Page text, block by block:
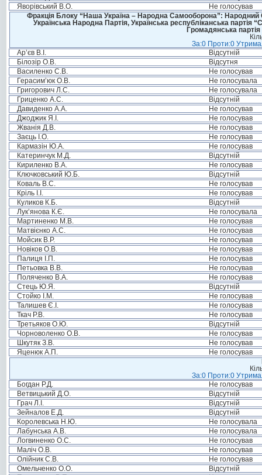
Яворівський В.О.
Не голосував
Фракція Блоку “Наша Україна – Народна Самооборона”: Народний
Українська Народна Партія, Українська республіканська
Громадянська
За:0 Проти:0
Ар’єв В.І.
Відсутній
Білозір О.В.
Відсутня
Василенко С.В.
Не голосував
Герасим’юк О.В.
Не голосувала
Григорович Л.С.
Не голосувала
Гриценко А.С.
Відсутній
Давиденко А.А.
Не голосував
Джоджик Я.І.
Не голосував
Жванія Д.В.
Не голосував
Заєць І.О.
Не голосував
Кармазін Ю.А.
Не голосував
Катеринчук М.Д.
Відсутній
Кириленко В.А.
Не голосував
Ключковський Ю.Б.
Відсутній
Коваль В.С.
Не голосував
Кріль І.І.
Не голосував
Куликов К.Б.
Відсутній
Лук’янова К.Є.
Не голосувала
Мартиненко М.В.
Не голосував
Матвієнко А.С.
Не голосував
Мойсик В.Р.
Не голосував
Новіков О.В.
Не голосував
Палиця І.П.
Не голосував
Петьовка В.В.
Не голосував
Поляченко В.А.
Не голосував
Стець Ю.Я.
Відсутній
Стойко І.М.
Не голосував
Талишев Є.І.
Не голосував
Ткач Р.В.
Не голосував
Третьяков О.Ю.
Відсутній
Чорноволенко О.В.
Не голосував
Шкутяк З.В.
Не голосував
Яценюк А.П.
Не голосував
За:0 Проти:0
Богдан Р.Д.
Не голосував
Ветвицький Д.О.
Відсутній
Грач Л.І.
Відсутній
Зейналов Е.Д.
Відсутній
Королевська Н.Ю.
Не голосувала
Лабунська А.В.
Не голосувала
Логвиненко О.С.
Не голосував
Маліч О.В.
Не голосував
Олійник С.В.
Не голосував
Омельченко О.О.
Відсутній